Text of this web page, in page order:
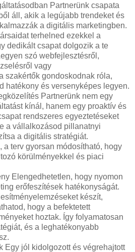
Partnerünk csapata
áll, akik a legújabb trendeket és
a digitális marketingben.
terhelned ezekkel a
dedikált csapat dolgozik a te
szó webfejlesztésről,
vagy
szakértők gondoskodnak róla,
hatékony és versenyképes legyen.
Partnerünk nem egy
kínál, hanem egy proaktív és
rendszeres egyeztetéseket
a vállalkozásod pillanatnyi
a digitális stratégiát.
terv gyorsan módosítható, hogy
körülményekkel és piaci
Elengedhetetlen, hogy nyomon
erőfeszítések hatékonyságát.
készít,
hogy a befektetett
hoztak. Így folyamatosan
és a leghatékonyabb
Egy jól kidolgozott és végrehajtott